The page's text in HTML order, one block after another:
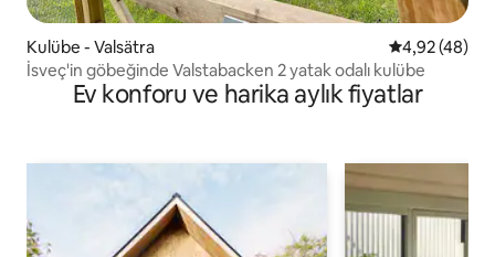
Kulübe - Valsätra 5 üzerinden
4,92 (48)
İsveç'in göbeğinde Valstabacken 2 yatak odalı kulübe
Ev konforu ve harika aylık fiyatlar